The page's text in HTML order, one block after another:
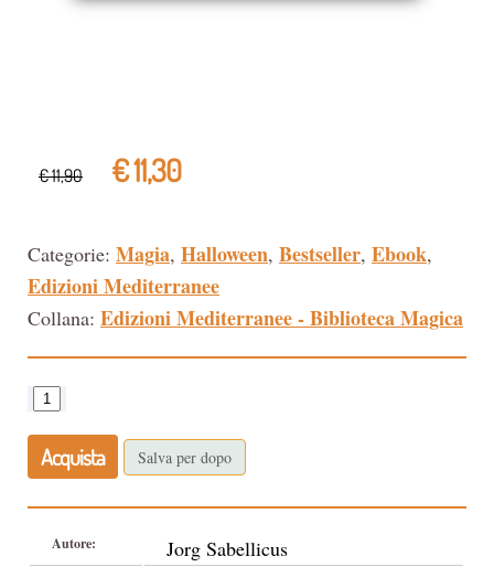
€ 11,90 € 11,30
Categorie: Magia, Halloween, Bestseller, Ebook,
Edizioni Mediterranee
Collana: Edizioni Mediterranee - Biblioteca Magica
Acquista Salva per dopo
Autore: Jorg Sabellicus